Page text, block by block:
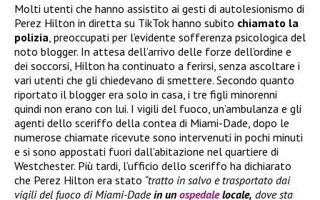
Molti utenti che hanno assistito ai gesti di autolesionismo di
Perez Hilton in diretta su TikTok hanno subito chiamato la
polizia , preoccupati per l’evidente sofferenza psicologica del
noto blogger. In attesa dell’arrivo delle forze dell’ordine e
dei soccorsi, Hilton ha continuato a ferirsi, senza ascoltare i
vari utenti che gli chiedevano di smettere. Secondo quanto
riportato il blogger era solo in casa, i tre figli minorenni
quindi non erano con lui. I vigili del fuoco, un’ambulanza e gli
agenti dello sceriffo della contea di Miami-Dade, dopo le
numerose chiamate ricevute sono intervenuti in pochi minuti
e si sono appostati fuori dall’abitazione nel quartiere di
Westchester. Più tardi, l’ufficio dello sceriffo ha dichiarato
che Perez Hilton era stato “tratto in salvo e trasportato dai
vigili del fuoco di Miami-Dadein un ospedalelocale, dove sta